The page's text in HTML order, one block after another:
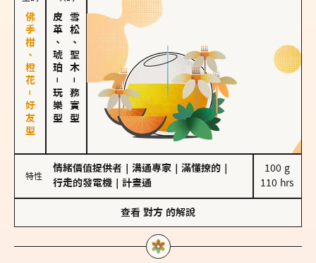
佛手柑、橙花－好友型 皮革、琥珀
－
玩樂型
雪松、聖木
－
務實型
特性
情緒價值提供者 溝通專家 滿懂撩的
行走的發電機
計畫通
100 g
110 hrs
查看 對方 的解說